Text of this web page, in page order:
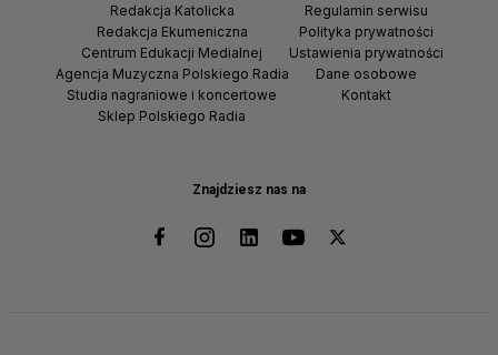
Znajdziesz nas na
Redakcja Katolicka
Redakcja Ekumeniczna
Centrum Edukacji Medialnej
Agencja Muzyczna Polskiego Radia
Studia nagraniowe i koncertowe
Sklep Polskiego Radia
Regulamin serwisu
Polityka prywatności
Ustawienia prywatności
Dane osobowe
Kontakt